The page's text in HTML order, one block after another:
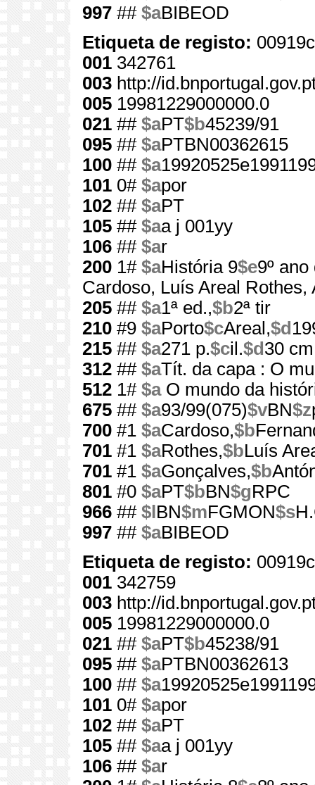
997 ## $aBIBEOD
Etiqueta de registo:
001 342761
003 http://
005 19981229000000.0
021 ## $aPT$b45239/91
095 ## $aPTBN00362615
100 ## $a
101 0# $apor
102 ## $aPT
105 ## $aa j 001yy
106 ## $ar
200 1# $aHistória 9$e9º
Cardoso, Luís Areal
205 ## $a1ª ed.,$b2ª tir
210 #9 $aPorto$cAreal,$d
215 ## $a271 p.$cil.$d 30 cm
312 ## $aTít. da capa : O
512 1# $aO mundo da
675 ## $a93/99(075)$vBN$z
700 #1 $aCardoso,$b
701 #1 $aRothes,$bLuís
701 #1 $aGonçalves,$b
801 #0 $aPT$bBN$gRPC
966 ## $l BN$mFGMON$s
997 ## $aBIBEOD
Etiqueta de registo:
001 342759
003 http://
005 19981229000000.0
021 ## $aPT$b45238/91
095 ## $aPTBN00362613
100 ## $a
101 0# $apor
102 ## $aPT
105 ## $aa j 001yy
106 ## $ar